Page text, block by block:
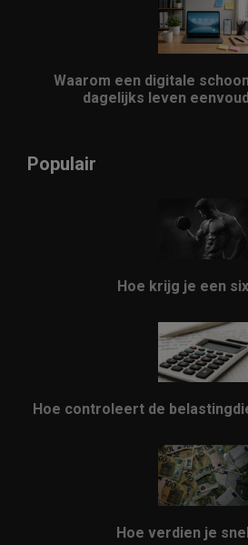
Waarom een digitale
dagelijks leven
Populair
Hoe krijg je een
Hoe controleert de
Hoe verdien je